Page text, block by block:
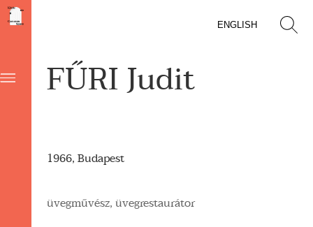
ENGLISH
FŰRI Judit
1966, Budapest
üvegművész, üvegrestaurátor